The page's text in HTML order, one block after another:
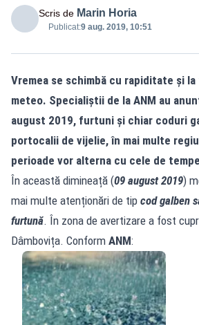
Scris de Marin Horia
Publicat:9 aug. 2019, 10:51
Vremea se schimbă cu rapiditate și
meteo. Specialiștii de la ANM au
august 2019, furtuni și chiar coduri
portocalii de vijelie, în mai multe
perioade vor alterna cu cele de
În această dimineață (09 august 2019)
mai multe atenționări de tip cod galben
furtună. În zona de avertizare a fost
Dâmbovița. Conform ANM: